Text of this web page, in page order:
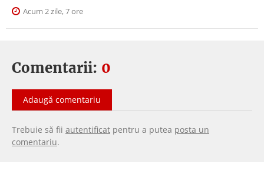
Acum 2 zile, 7 ore
Comentarii: 0
Adaugă comentariu
Trebuie să fii autentificat pentru a putea posta un
comentariu.